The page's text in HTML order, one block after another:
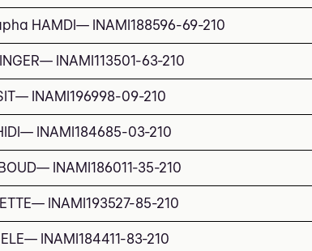
HAMDI — INAMI 188596-69-210
— INAMI 113501-63-210
— INAMI 196998-09-210
— INAMI 184685-03-210
— INAMI 186011-35-210
— INAMI 193527-85-210
— INAMI 184411-83-210